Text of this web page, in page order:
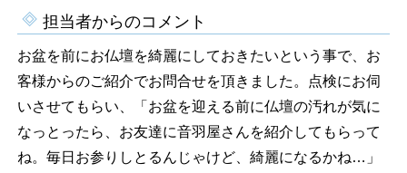
担当者からのコメント
お盆を前にお仏壇を綺麗にしておきたいという事で、お
客様からのご紹介でお問合せを頂きました。点検にお伺
いさせてもらい、「お盆を迎える前に仏壇の汚れが気に
なっとったら、お友達に音羽屋さんを紹介してもらって
ね。毎日お参りしとるんじゃけど、綺麗になるかね…」